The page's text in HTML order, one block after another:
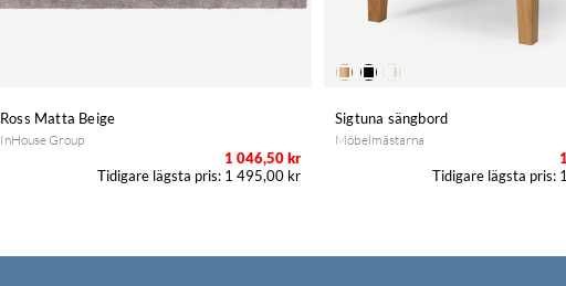
Ross Matta Beige
InHouse Group
1 046,50 kr
1 495,00 kr
Sigtuna sängbord
Möbelmästarna